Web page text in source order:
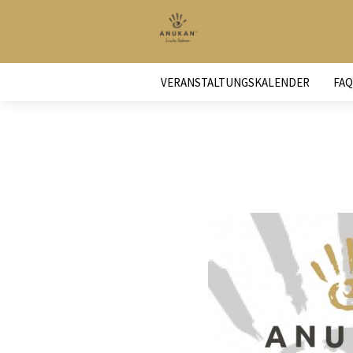
VERANSTALTUNGSKALENDER